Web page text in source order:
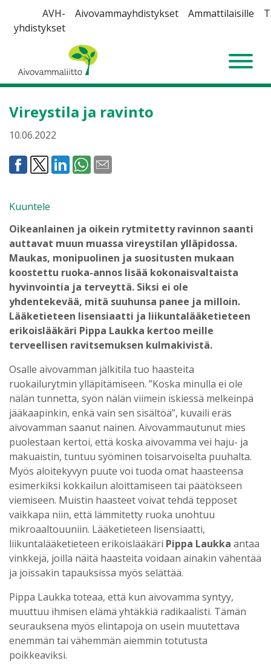
AVH-
yhdistykset
Aivovammayhdistykset Ammattilaisille
Aivovammaliitto
Vireystila ja ravinto
10.06.2022
Kuuntele
Oikeanlainen ja oikein rytmitetty ravinnon saanti
auttavat muun muassa vireystilan ylläpidossa.
Maukas, monipuolinen ja suositusten mukaan
koostettu ruoka-annos lisää kokonaisvaltaista
hyvinvointia ja terveyttä. Siksi ei ole
yhdentekevää, mitä suuhunsa panee ja milloin.
Lääketieteen lisensiaatti ja liikuntalääketieteen
erikoislääkäri Pippa Laukka kertoo meille
terveellisen ravitsemuksen kulmakivistä.
Osalle aivovamman jälkitila tuo haasteita
ruokailurytmin ylläpitämiseen. ”Koska minulla ei ole
nälän tunnetta, syön nälän viimein iskiessä melkeinpä
jääkaapinkin, enkä vain sen sisältöä”, kuvaili eräs
aivovamman saanut nainen. Aivovammautunut mies
puolestaan kertoi, että koska aivovamma vei haju- ja
makuaistin, tuntuu syöminen toisarvoiselta puuhalta.
Myös aloitekyvyn puute voi tuoda omat haasteensa
esimerkiksi kokkailun aloittamiseen tai päätökseen
viemiseen. Muistin haasteet voivat tehdä tepposet
vaikkapa niin, että lämmitetty ruoka unohtuu
mikroaaltouuniin. Lääketieteen lisensiaatti,
liikuntalääketieteen erikoislääkäri Pippa Laukka antaa
vinkkejä, joilla näitä haasteita voidaan ainakin vähentää
ja joissakin tapauksissa myös selättää.
Pippa Laukka toteaa, että kun aivovamma syntyy,
muuttuu ihmisen elämä yhtäkkiä radikaalisti. Tämän
seurauksena myös elintapoja on usein muutettava
enemmän tai vähemmän aiemmin totutusta
poikkeaviksi.